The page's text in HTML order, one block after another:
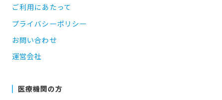
ご利用にあたって
プライバシーポリシー
お問い合わせ
運営会社
医療機関の方